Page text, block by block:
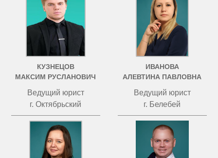
КУЗНЕЦОВ
МАКСИМ РУСЛАНОВИЧ
Ведущий юрист
г. Октябрьский
ИВАНОВА
АЛЕВТИНА ПАВЛОВНА
Ведущий юрист
г. Белебей